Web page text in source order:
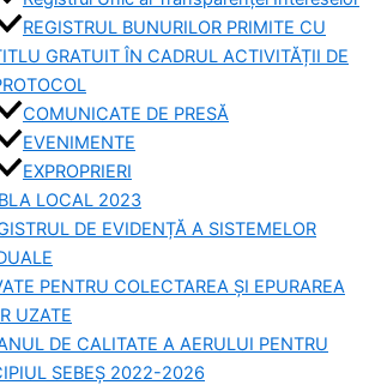
REGISTRUL BUNURILOR PRIMITE CU
GRATUIT ÎN CADRUL ACTIVITĂȚII DE
COMUNICATE DE PRESĂ
EVENIMENTE
EXPROPRIERI
LOCAL 2023
DE EVIDENȚĂ A SISTEMELOR
PENTRU COLECTAREA ȘI EPURAREA
UZATE
DE CALITATE A AERULUI PENTRU
SEBEȘ 2022-2026